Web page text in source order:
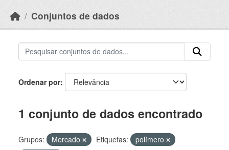
Conjuntos de dados
Ordenar por
1 conjunto de dados encontrado
Grupos: Mercado Etiquetas:
polímero